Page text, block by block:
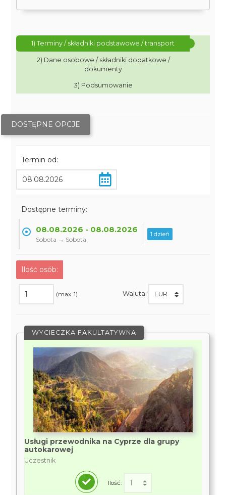
1) Terminy / składniki podstawowe / transport
2) Dane osobowe / składniki dodatkowe /
dokumenty
3) Podsumowanie
DOSTĘPNE OPCJE
Termin od:
Dostępne terminy:
08.08.2026 - 08.08.2026
Sobota → Sobota
1 dzień
Ilość osób:
(max. 1) Waluta:
WYCIECZKA FAKULTATYWNA
Usługi przewodnika na Cyprze dla grupy
autokarowej
Uczestnik
Ilość: